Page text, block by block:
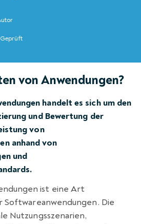
Geprüft
von Anwendungen?
handelt es sich um den
und Bewertung der
von
anhand von
und
ist eine Art
Die
Nutzungsszenarien,